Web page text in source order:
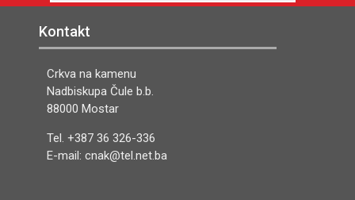
Kontakt
Crkva na kamenu
Nadbiskupa Čule b.b.
88000 Mostar
Tel. +387 36 326-336
E-mail: cnak@tel.net.ba